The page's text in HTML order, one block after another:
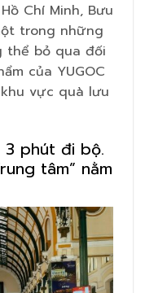
Chí Minh, Bưu
trong những
thể bỏ qua đối
của YUGOC
vực quà lưu
3 phút đi bộ.
tâm” nằm